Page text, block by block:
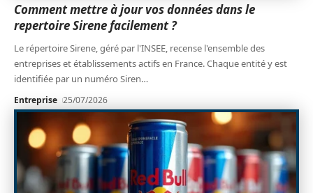
Comment mettre à jour vos données dans le
repertoire Sirene facilement ?
Le répertoire Sirene, géré par l'INSEE, recense l'ensemble des
entreprises et établissements actifs en France. Chaque entité y est
identifiée par un numéro Siren…
Entreprise 25/07/2026